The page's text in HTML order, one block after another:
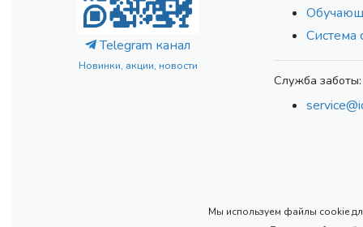
Telegram канал
Новинки, акции, новости
Система
Служба заботы:
Мы используем файлы cookie